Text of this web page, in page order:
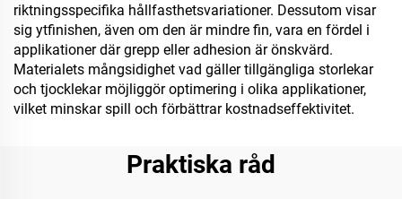
riktningsspecifika hållfasthetsvariationer. Dessutom visar
sig ytfinishen, även om den är mindre fin, vara en fördel i
applikationer där grepp eller adhesion är önskvärd.
Materialets mångsidighet vad gäller tillgängliga storlekar
och tjocklekar möjliggör optimering i olika applikationer,
vilket minskar spill och förbättrar kostnadseffektivitet.
Praktiska råd